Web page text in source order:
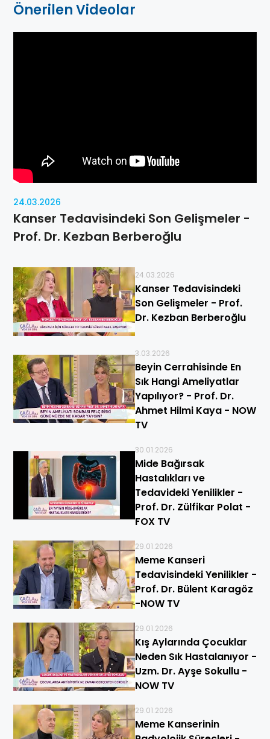
Önerilen Videolar
24.03.2026
Kanser Tedavisindeki Son Gelişmeler -
Prof. Dr. Kezban Berberoğlu
24.03.2026
Kanser Tedavisindeki
Son Gelişmeler - Prof.
Dr. Kezban Berberoğlu
3.03.2026
Beyin Cerrahisinde En
Sık Hangi Ameliyatlar
Yapılıyor? - Prof. Dr.
Ahmet Hilmi Kaya - NOW
TV
30.01.2026
Mide Bağırsak
Hastalıkları ve
Tedavideki Yenilikler -
Prof. Dr. Zülfikar Polat -
FOX TV
29.01.2026
Meme Kanseri
Tedavisindeki Yenilikler -
Prof. Dr. Bülent Karagöz
-NOW TV
29.01.2026
Kış Aylarında Çocuklar
Neden Sık Hastalanıyor -
Uzm. Dr. Ayşe Sokullu -
NOW TV
29.01.2026
Meme Kanserinin